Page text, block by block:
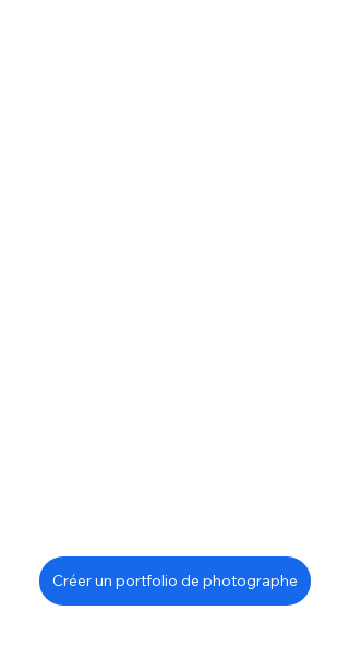
Créer un portfolio de photographe